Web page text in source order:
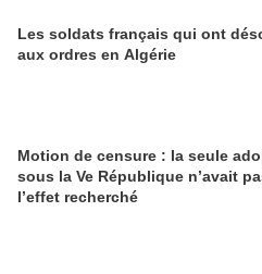
Les soldats français qui ont
aux ordres en Algérie
Motion de censure : la seule
sous la Ve République n’avait
l’effet recherché